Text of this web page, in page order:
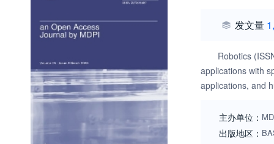
发文量
Robotics
applications with
applications, and
主办单位：
出版地区：